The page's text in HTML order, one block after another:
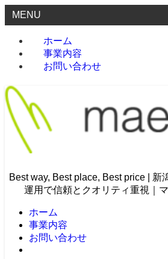
MENU
ホーム
事業内容
お問い合わせ
Best way, Best place, Best price | 新
運用で信頼とクオリティ重視｜
ホーム
事業内容
お問い合わせ